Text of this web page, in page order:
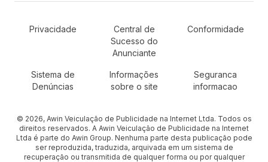
Secondary Footer Navigation
Privacidade
Central de
Sucesso do
Anunciante
Conformidade
Sistema de
Denúncias
Informações
sobre o site
Seguranca
informacao
© 2026, Awin Veiculação de Publicidade na Internet Ltda. Todos os
direitos reservados. A Awin Veiculação de Publicidade na Internet
Ltda é parte do Awin Group. Nenhuma parte desta publicação pode
ser reproduzida, traduzida, arquivada em um sistema de
recuperação ou transmitida de qualquer forma ou por qualquer